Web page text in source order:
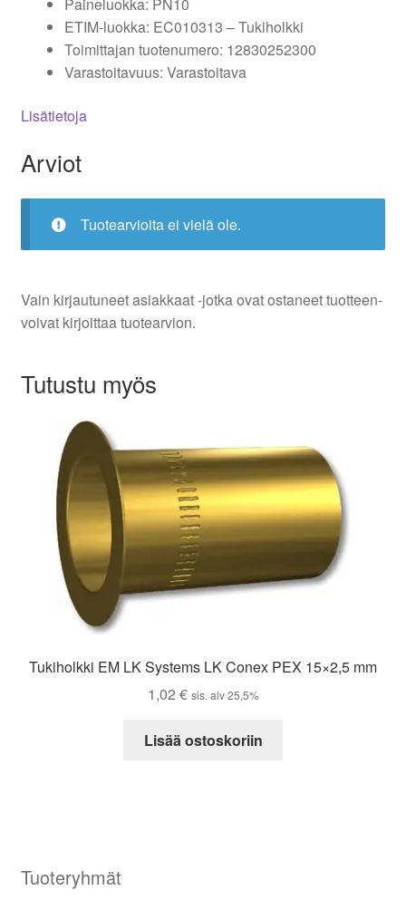
Paineluokka: PN10
ETIM-luokka: EC010313 – Tukiholkki
Toimittajan tuotenumero: 12830252300
Varastoitavuus: Varastoitava
Lisätietoja
Arviot
Tuotearvioita ei vielä ole.
Vain kirjautuneet asiakkaat -jotka ovat ostaneet tuotteen-
voivat kirjoittaa tuotearvion.
Tutustu myös
Tukiholkki EM LK Systems LK Conex PEX 15×2,5 mm
1,02 € sis. alv 25,5%
Lisää ostoskoriin
Tuoteryhmät